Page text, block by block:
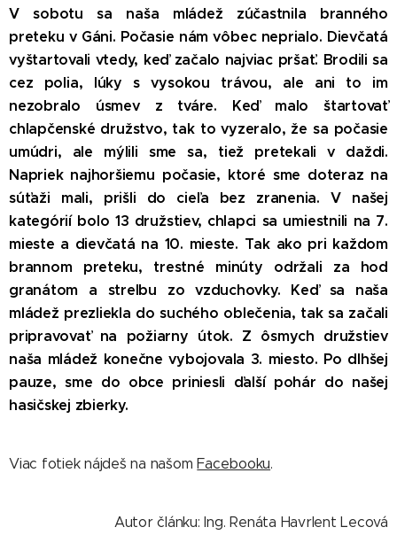
V sobotu sa naša mládež zúčastnila branného
preteku v Gáni. Počasie nám vôbec neprialo. Dievčatá
vyštartovali vtedy, keď začalo najviac pršať. Brodili sa
cez polia, lúky s vysokou trávou, ale ani to im
nezobralo úsmev z tváre. Keď malo štartovať
chlapčenské družstvo, tak to vyzeralo, že sa počasie
umúdri, ale mýlili sme sa, tiež pretekali v daždi.
Napriek najhoršiemu počasie, ktoré sme doteraz na
súťaži mali, prišli do cieľa bez zranenia. V našej
kategórií bolo 13 družstiev, chlapci sa umiestnili na 7.
mieste a dievčatá na 10. mieste. Tak ako pri každom
brannom preteku, trestné minúty održali za hod
granátom a streľbu zo vzduchovky. Keď sa naša
mládež prezliekla do suchého oblečenia, tak sa začali
pripravovať na požiarny útok. Z ôsmych družstiev
naša mládež konečne vybojovala 3. miesto. Po dlhšej
pauze, sme do obce priniesli ďalší pohár do našej
hasičskej zbierky.
Viac fotiek nájdeš na našomFacebooku.
Autor článku: Ing. Renáta Havrlent Lecová